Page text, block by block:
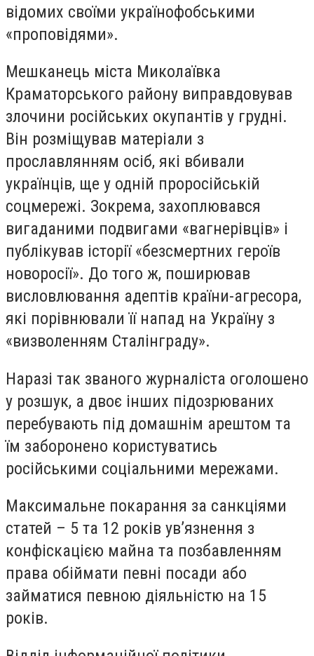
відомих своїми українофобськими
«проповідями».
Мешканець міста Миколаївка
Краматорського району виправдовував
злочини російських окупантів у грудні.
Він розміщував матеріали з
прославлянням осіб, які вбивали
українців, ще у одній проросійській
соцмережі. Зокрема, захоплювався
вигаданими подвигами «вагнерівців» і
публікував історії «безсмертних героїв
новоросії». До того ж, поширював
висловлювання адептів країни-агресора,
які порівнювали її напад на Україну з
«визволенням Сталінграду».
Наразі так званого журналіста оголошено
у розшук, а двоє інших підозрюваних
перебувають під домашнім арештом та
їм заборонено користуватись
російськими соціальними мережами.
Максимальне покарання за санкціями
статей – 5 та 12 років ув’язнення з
конфіскацією майна та позбавленням
права обіймати певні посади або
займатися певною діяльністю на 15
років.